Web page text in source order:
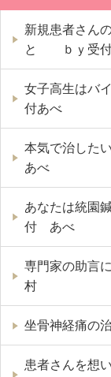
新規患者さん
と ｂｙ受付
女子高生はバ
付あべ
本気で治した
あべ
あなたは統園
付 あべ
専門家の助言
村
坐骨神経痛の
患者さんを想